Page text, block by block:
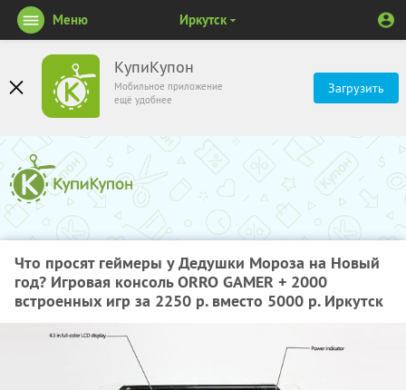
КупиКупон
Мобильное приложение
ещё удобнее
Загрузить
Меню Иркутск
Что просят геймеры у Дедушки Мороза на Новый
год? Игровая консоль ORRO GAMER + 2000
встроенных игр за 2250 р. вместо 5000 р. Иркутск